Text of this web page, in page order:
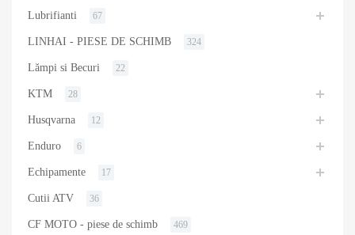
Lubrifianti 67
LINHAI - PIESE DE SCHIMB 324
Lămpi si Becuri 22
KTM 28
Husqvarna 12
Enduro 6
Echipamente 17
Cutii ATV 36
CF MOTO - piese de schimb 469